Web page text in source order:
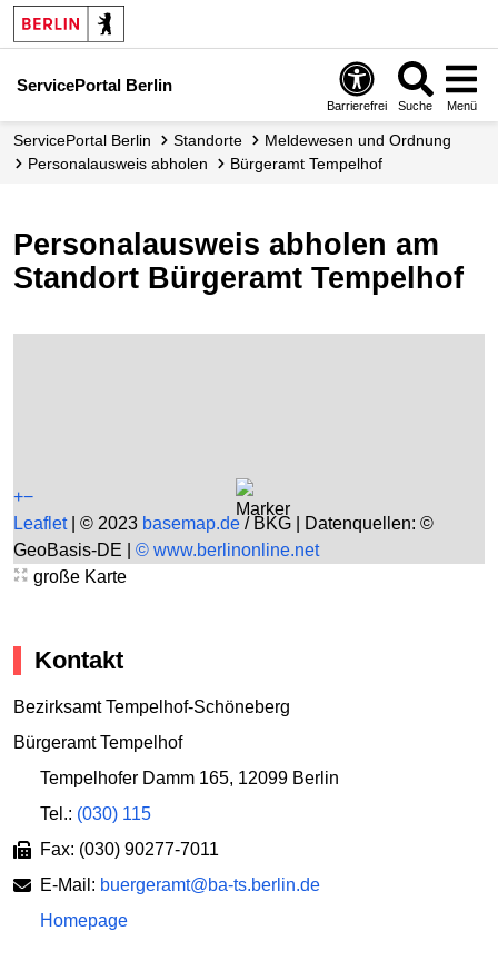
ServicePortal Berlin
Barrierefrei Suche Menü
ServicePortal Berlin Standorte
Meldewesen und Ordnung
Personalausweis abholen
Bürgeramt Tempelhof
Personalausweis abholen am
Standort Bürgeramt Tempelhof
+−
Leaflet
© 2023 basemap.de / BKG | Datenquellen: ©
GeoBasis-DE | © www.berlinonline.net
große Karte
Kontakt
Bezirksamt Tempelhof-Schöneberg
Bürgeramt Tempelhof
Tempelhofer Damm 165, 12099 Berlin
Tel.: (030) 115
Fax: (030) 90277-7011
E-Mail: buergeramt@ba-ts.berlin.de
Homepage